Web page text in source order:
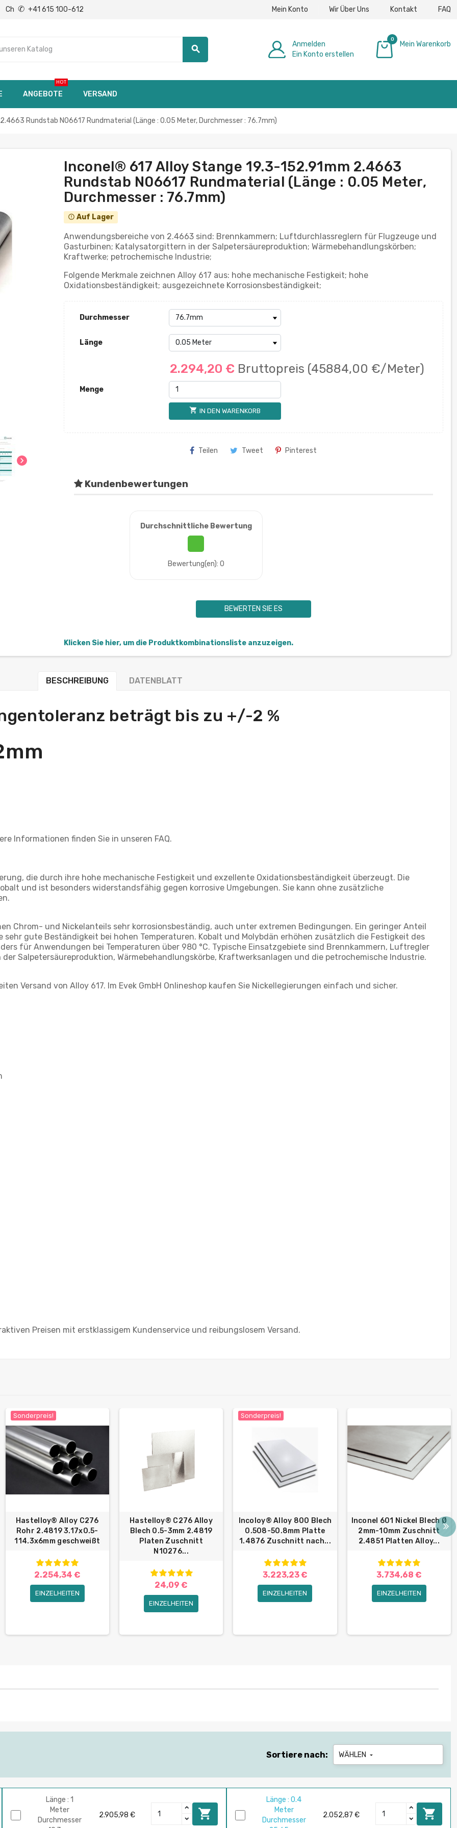
Ch ✆ +41 615 100-612 Mein Konto Wir Über Uns Kontakt FAQ
search
Anmelden
Ein Konto erstellen
0
Mein Warenkorb
ANGEBOTE
HOT
VERSAND
Rundstab N06617 Rundmaterial (Länge : 0.05 Meter, Durchmesser : 76.7mm)
chevron_right
Inconel® 617 Alloy Stange 19.3-152.91mm 2.4663
Rundstab N06617 Rundmaterial (Länge : 0.05 Meter,
Durchmesser : 76.7mm)
error_outline Auf Lager
Anwendungsbereiche von 2.4663 sind: Brennkammern; Luftdurchlassreglern für Flugzeuge und
Gasturbinen; Katalysatorgittern in der Salpetersäureproduktion; Wärmebehandlungskörben;
Kraftwerke; petrochemische Industrie;
Folgende Merkmale zeichnen Alloy 617 aus: hohe mechanische Festigkeit; hohe
Oxidationsbeständigkeit; ausgezeichnete Korrosionsbeständigkeit;
Durchmesser
Länge
2.294,20 € Bruttopreis (45884,00 €/Meter)
Menge
shopping_cart IN DEN WARENKORB
Teilen Tweet Pinterest
Kundenbewertungen
Durchschnittliche Bewertung
Bewertung(en): 0
BEWERTEN SIE ES
Klicken Sie hier, um die Produktkombinationsliste anzuzeigen.
BESCHREIBUNG DATENBLATT
beträgt bis zu +/-2 %
Informationen finden Sie in unseren FAQ.
die durch ihre hohe mechanische Festigkeit und exzellente Oxidationsbeständigkeit überzeugt. Die
und ist besonders widerstandsfähig gegen korrosive Umgebungen. Sie kann ohne zusätzliche
Chrom- und Nickelanteils sehr korrosionsbeständig, auch unter extremen Bedingungen. Ein geringer Anteil
gute Beständigkeit bei hohen Temperaturen. Kobalt und Molybdän erhöhen zusätzlich die Festigkeit des
für Anwendungen bei Temperaturen über 980 °C. Typische Einsatzgebiete sind Brennkammern, Luftregler
Salpetersäureproduktion, Wärmebehandlungskörbe, Kraftwerksanlagen und die petrochemische Industrie.
Versand von Alloy 617. Im Evek GmbH Onlineshop kaufen Sie Nickellegierungen einfach und sicher.
Preisen mit erstklassigem Kundenservice und reibungslosem Versand.
Sonderpreis!
Hastelloy® Alloy C276
Rohr 2.4819 3.17x0.5-
114.3х6mm geschweißt
2.254,34 €
EINZELHEITEN
Hastelloy® C276 Alloy
Blech 0.5-3mm 2.4819
Platen Zuschnitt
N10276...
24,09 €
EINZELHEITEN
Sonderpreis!
Incoloy® Alloy 800 Blech
0.508-50.8mm Platte
1.4876 Zuschnitt nach...
3.223,23 €
EINZELHEITEN
Inconel 601 Nickel Blech Ø
2mm-10mm Zuschnitt
2.4851 Platten Alloy...
3.734,68 €
EINZELHEITEN
Sortiere nach: WÄHLEN 
Länge : 1
Meter
Durchmesser
2.905,98 € 
Länge : 0.4
Meter
Durchmesser
2.052,87 € 